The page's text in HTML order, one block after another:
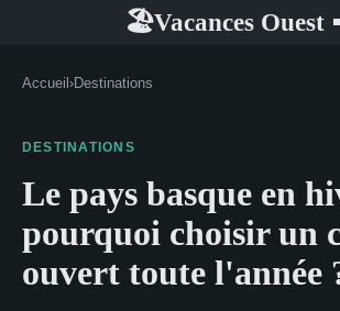
🏖Vacances Ouest
Accueil ›Destinations
DESTINATIONS
Le pays basque en
pourquoi choisir un
ouvert toute l'année